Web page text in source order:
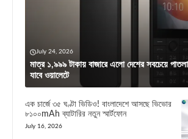
July 24, 2026
মাত্র ১,৯৯৯ টাকায় বাজারে এলো দেশের সবচেয়ে
যাবে ওয়ালেটে
এক চার্জে ৩৫ ঘণ্টা ভিডিও! বাংলাদেশে আসছে ভিভোর
৮১০০mAh ব্যাটারির নতুন স্মার্টফোন
July 16, 2026